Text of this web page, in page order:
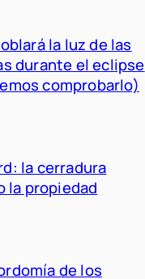
la luz de las
durante el eclipse
comprobarlo)
la cerradura
la propiedad
de los